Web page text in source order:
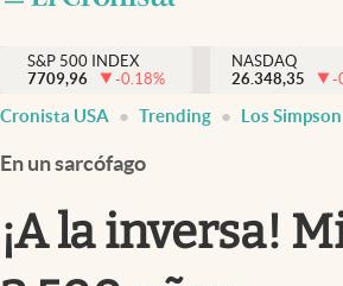
Inmigración
Trending
Streaming
PC y mobile
S&P 500 INDEX
7709,96
-0.18%
NASDAQ
26.348,35
-
Cronista USA Trending Los Simpson
En un sarcófago
¡A la inversa!